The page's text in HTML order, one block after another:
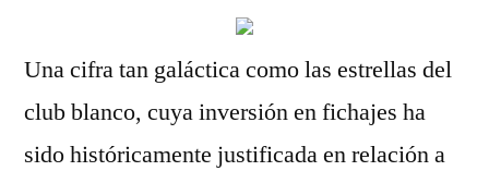
Una cifra tan galáctica como las estrellas del
club blanco, cuya inversión en fichajes ha
sido históricamente justificada en relación a